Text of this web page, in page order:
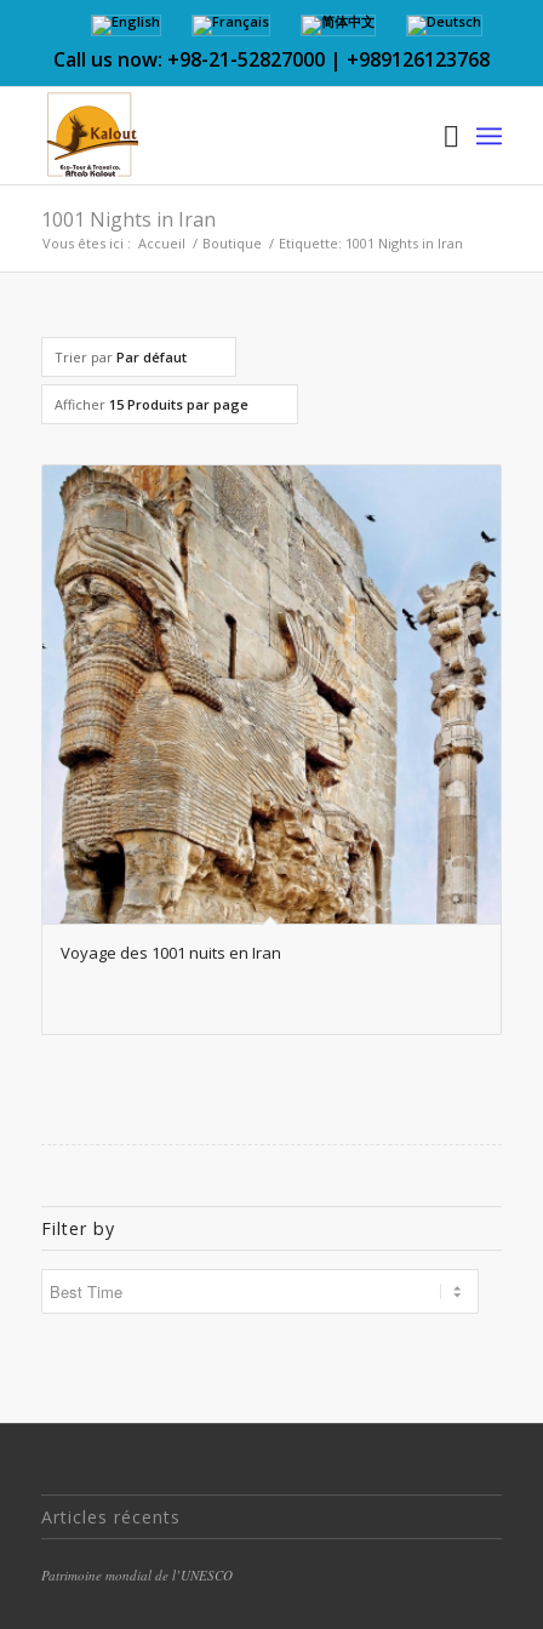
Call us now: +98-21-52827000 | +989126123768
1001 Nights in Iran
Vous êtes ici : Accueil / Boutique / Etiquette: 1001 Nights in Iran
Trier par Par défaut
Afficher 15 Produits par page
Voyage des 1001 nuits en Iran
Filter by
Articles récents
Patrimoine mondial de l’UNESCO